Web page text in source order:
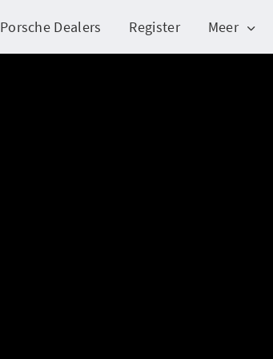
Porsche Dealers Register Meer